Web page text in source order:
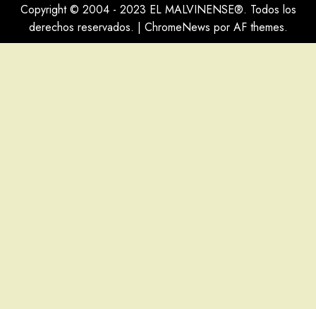
Copyright © 2004 - 2023 EL MALVINENSE®. Todos los
derechos reservados. | ChromeNews por AF themes.